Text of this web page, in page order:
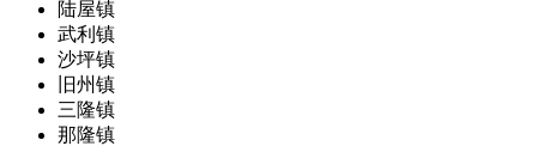
陆屋镇
武利镇
沙坪镇
旧州镇
三隆镇
那隆镇